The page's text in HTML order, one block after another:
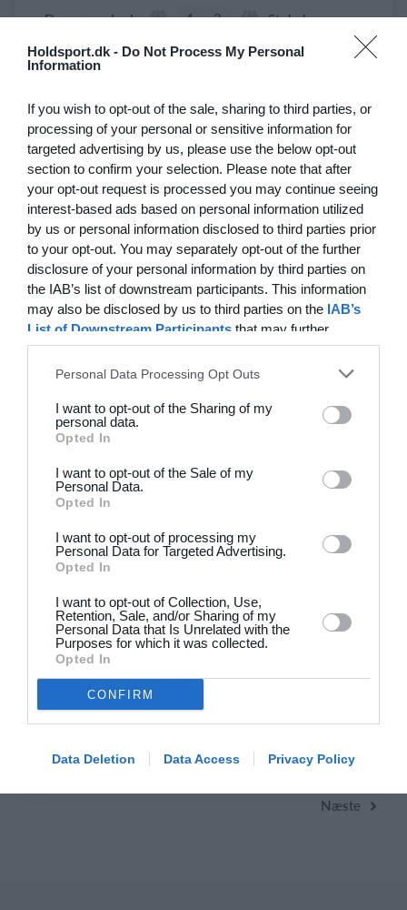
Holdsport.dk - Do Not Process My Personal
Information
If you wish to opt-out of the sale, sharing to third parties, or
processing of your personal or sensitive information for
targeted advertising by us, please use the below opt-out
section to confirm your selection. Please note that after
your opt-out request is processed you may continue seeing
interest-based ads based on personal information utilized
by us or personal information disclosed to third parties prior
to your opt-out. You may separately opt-out of the further
disclosure of your personal information by third parties on
the IAB’s list of downstream participants. This information
may also be disclosed by us to third parties on the IAB’s
List of Downstream Participants that may further
disclose it to other third parties.
Personal Data Processing Opt Outs
I want to opt-out of the Sharing of my
personal data.
Opted In
I want to opt-out of the Sale of my
Personal Data.
Opted In
I want to opt-out of processing my
Personal Data for Targeted Advertising.
Opted In
I want to opt-out of Collection, Use,
Retention, Sale, and/or Sharing of my
Personal Data that Is Unrelated with the
Purposes for which it was collected.
Opted In
CONFIRM
Data Deletion Data Access Privacy Policy
De grønne bude 4 3 Stokehagen
Beierholm - Fodbold 3 0 Modstander
22. juni
FC Internationale (Superveteran) 0 0 Fodboldorkestret
+47 Sæson 2026 2 5 Modstander
1 Hørsholm
Hyrderne FC 3 3 Nordatlantisk DK
21. juni
BIF/ØHIK 7 0 Tranum GF
20. juni
Solens Børn 4 3
19. juni
Drengene 1
Fuglebjerg IF Oldboys 1 4 Slagelse B&I
Næste